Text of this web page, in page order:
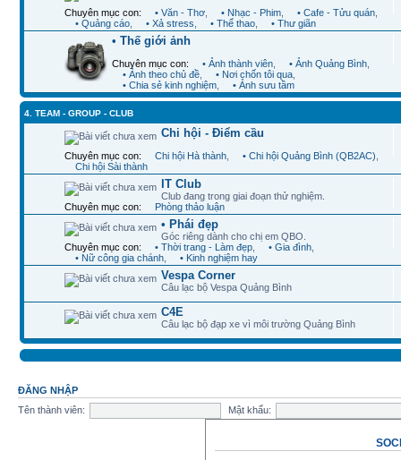
Chuyên mục con: • Văn - Thơ • Nhạc - Phim • Cafe - Tửu quán
• Quảng cáo
• Xả stress • Thể thao • Thư giãn
• Thế giới ảnh
Chuyên mục con: • Ảnh thành viên • Ảnh Quảng Bình
• Ảnh theo chủ đề
• Nơi chốn tôi qua
• Chia sẻ kinh nghiệm
• Ảnh sưu tầm
4. TEAM - GROUP - CLUB
Chi hội - Điểm cầu
Chuyên mục con: Chi hội Hà thành • Chi hội Quảng Bình (QB2AC)
Chi hội Sài thành
IT Club
Club đang trong giai đoạn thử nghiệm.
Chuyên mục con:
Phòng thảo luận
• Phái đẹp
Góc riêng dành cho chị em QBO.
Chuyên mục con:
• Thời trang - Làm đẹp • Gia đình
• Nữ công gia chánh
• Kinh nghiệm hay
Vespa Corner
Câu lạc bộ Vespa Quảng Bình
C4E
Câu lạc bộ đạp xe vì môi trường Quảng Bình
ĐĂNG NHẬP
Tên thành viên:
Mật khẩu: